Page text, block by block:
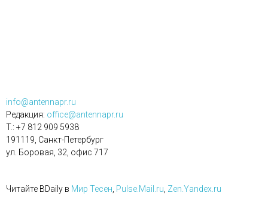
info@antennapr.ru
Редакция: office@antennapr.ru
T.: +7 812 909 5938
191119, Санкт-Петербург
ул. Боровая, 32, офис 717
Читайте BDaily в Мир Тесен Pulse.Mail.ru Zen.Yandex.ru